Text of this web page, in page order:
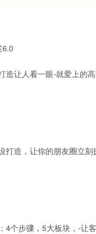
造让人看一眼-就爱上的
打造，让你的朋友圈立
4个步骤，5大板块，-让